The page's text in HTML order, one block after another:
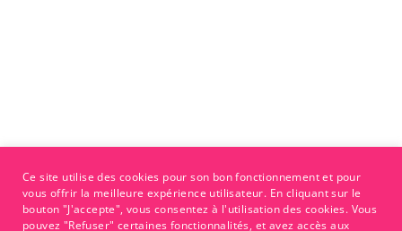
Ce site utilise des cookies pour son bon fonctionnement et pour
vous offrir la meilleure expérience utilisateur. En cliquant sur le
bouton "J'accepte", vous consentez à l'utilisation des cookies. Vous
pouvez "Refuser" certaines fonctionnalités, et avez accès aux